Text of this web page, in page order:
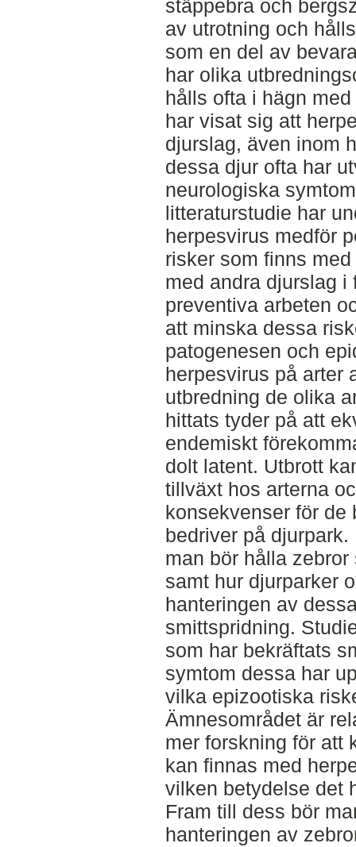
stäppebra och
av utrotning och
som en del av
har olika
hålls ofta i hägn
har visat sig att
djurslag, även inom
dessa djur ofta har
neurologiska
litteraturstudie har
herpesvirus medför
risker som finns
med andra djurslag
preventiva arbeten
att minska dessa
patogenesen och
herpesvirus på arter
utbredning de olika
hittats tyder på att
endemiskt
dolt latent. Utbrott
tillväxt hos arterna
konsekvenser för de
bedriver på
man bör hålla
samt hur djurparker
hanteringen av
smittspridning.
som har bekräftats
symtom dessa har
vilka epizootiska
Ämnesområdet är
mer forskning för att
kan finnas med
vilken betydelse det
Fram till dess bör
hanteringen av